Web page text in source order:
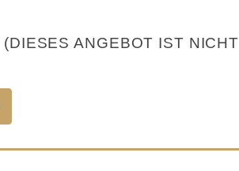
(DIESES ANGEBOT IST NICHT